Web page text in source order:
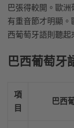
巴張得較開。歐
有重音節才明顯
西葡萄牙語則聽起
巴西葡萄牙
項
目
巴西